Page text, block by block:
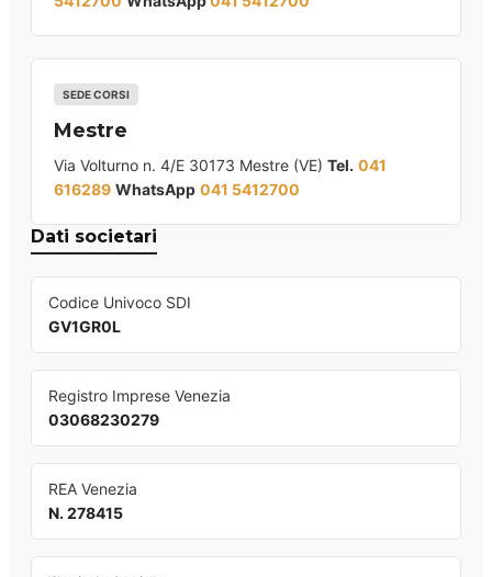
SEDE CORSI
Mestre
Via Volturno n. 4/E 30173 Mestre (VE) Tel. 041
616289 WhatsApp 041 5412700
Dati societari
Codice Univoco SDI
GV1GR0L
Registro Imprese Venezia
03068230279
REA Venezia
N. 278415